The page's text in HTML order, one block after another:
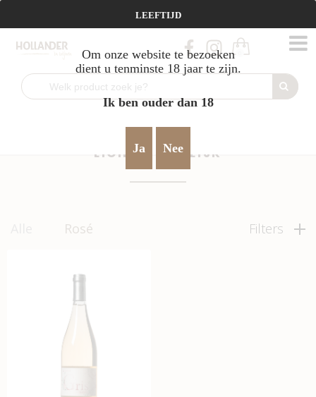
Vanaf €95 gratis verzending!
Camp Galhan > licht & vrolijk
LICHT & VROLIJK
Rosé Filters
LEEFTIJD
Om onze website te bezoeken
dient u tenminste 18 jaar te zijn.
Ik ben ouder dan 18
Ja Nee